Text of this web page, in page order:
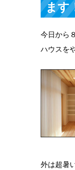
ます
今日から
ハウスを
外は超暑